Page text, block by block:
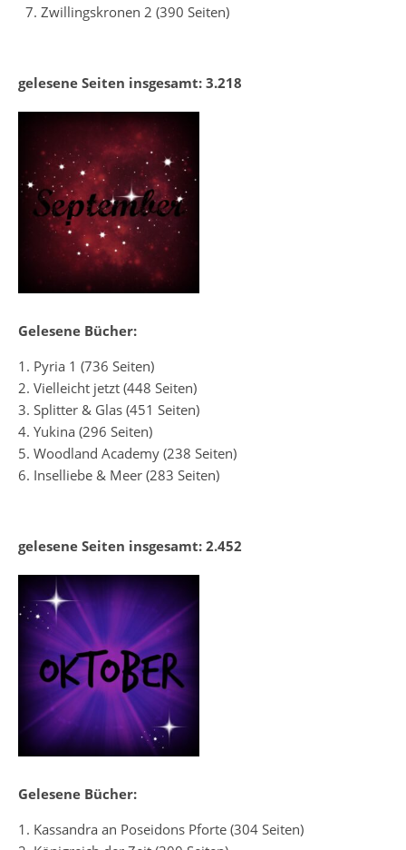
Zwillingskronen 2 (390 Seiten)
gelesene Seiten insgesamt: 3.218
Gelesene Bücher:
1. Pyria 1 (736 Seiten)
2. Vielleicht jetzt (448 Seiten)
3. Splitter & Glas (451 Seiten)
4. Yukina (296 Seiten)
5. Woodland Academy (238 Seiten)
6. Inselliebe & Meer (283 Seiten)
gelesene Seiten insgesamt: 2.452
Gelesene Bücher:
1. Kassandra an Poseidons Pforte (304 Seiten)